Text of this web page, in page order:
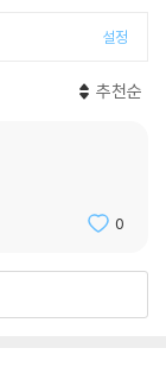
설정
추천순
0